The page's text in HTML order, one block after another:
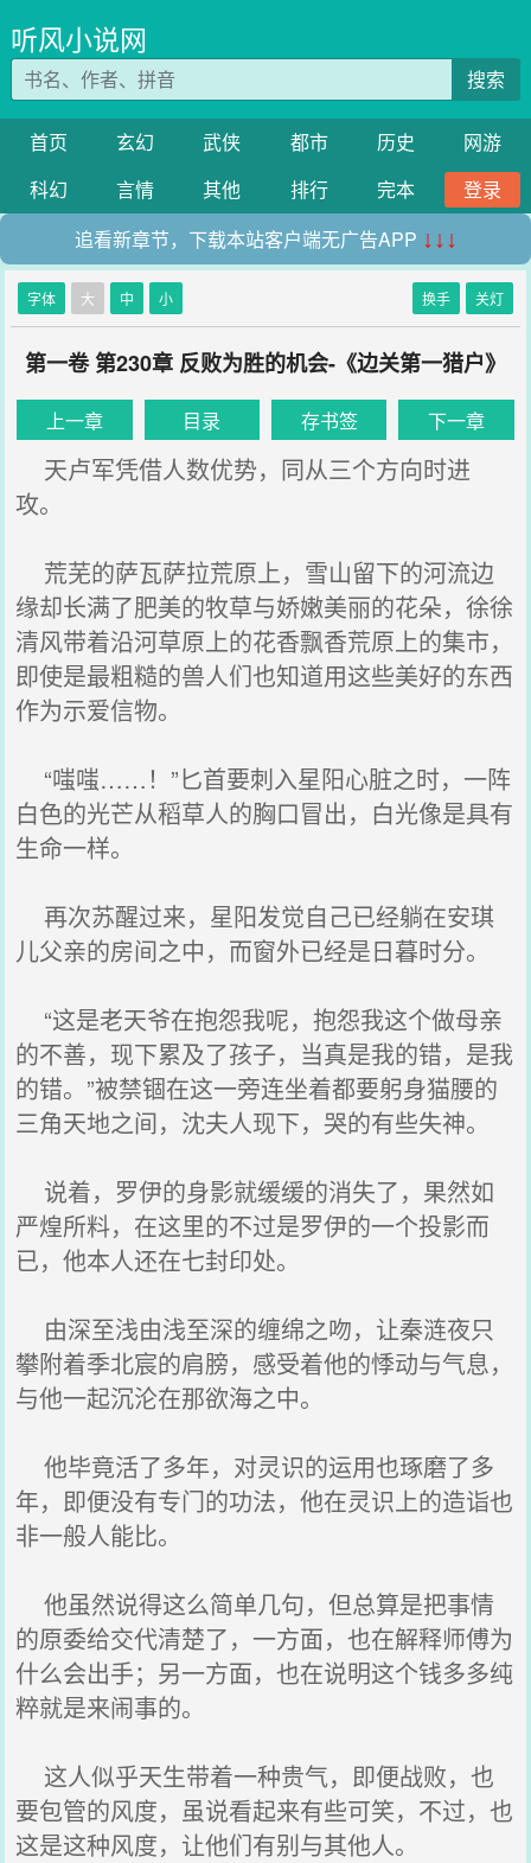
听风小说网
搜索
首页 玄幻 武侠 都市 历史
网游
科幻
言情 其他 排行 完本
登录
追看新章节，下载本站客户端无广告APP ↓↓↓
字体 大 中 小 换手 关灯
第一卷 第230章 反败为胜的机会-《边关第一猎户》
上一章 目录 存书签 下一章
天卢军凭借人数优势，同从三个方向时进
攻。
荒芜的萨瓦萨拉荒原上，雪山留下的河流边
缘却长满了肥美的牧草与娇嫩美丽的花朵，徐徐
清风带着沿河草原上的花香飘香荒原上的集市，
即使是最粗糙的兽人们也知道用这些美好的东西
作为示爱信物。
“嗤嗤……！”匕首要刺入星阳心脏之时，一阵
白色的光芒从稻草人的胸口冒出，白光像是具有
生命一样。
再次苏醒过来，星阳发觉自己已经躺在安琪
儿父亲的房间之中，而窗外已经是日暮时分。
“这是老天爷在抱怨我呢，抱怨我这个做母亲
的不善，现下累及了孩子，当真是我的错，是我
的错。”被禁锢在这一旁连坐着都要躬身猫腰的
三角天地之间，沈夫人现下，哭的有些失神。
说着，罗伊的身影就缓缓的消失了，果然如
严煌所料，在这里的不过是罗伊的一个投影而
已，他本人还在七封印处。
由深至浅由浅至深的缠绵之吻，让秦涟夜只
攀附着季北宸的肩膀，感受着他的悸动与气息，
与他一起沉沦在那欲海之中。
他毕竟活了多年，对灵识的运用也琢磨了多
年，即便没有专门的功法，他在灵识上的造诣也
非一般人能比。
他虽然说得这么简单几句，但总算是把事情
的原委给交代清楚了，一方面，也在解释师傅为
什么会出手；另一方面，也在说明这个钱多多纯
粹就是来闹事的。
这人似乎天生带着一种贵气，即便战败，也
要包管的风度，虽说看起来有些可笑，不过，也
这是这种风度，让他们有别与其他人。